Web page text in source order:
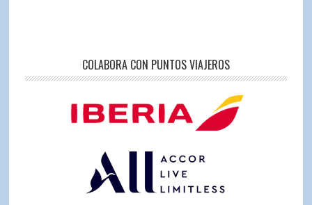
COLABORA CON PUNTOS VIAJEROS